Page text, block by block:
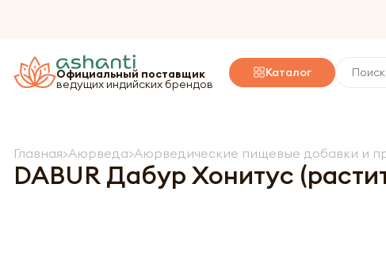
Официальный поставщик
ведущих индийских брендов
Каталог
Главная Аюрведа Аюрведические пищевые добавки и
DABUR Дабур Хонитус